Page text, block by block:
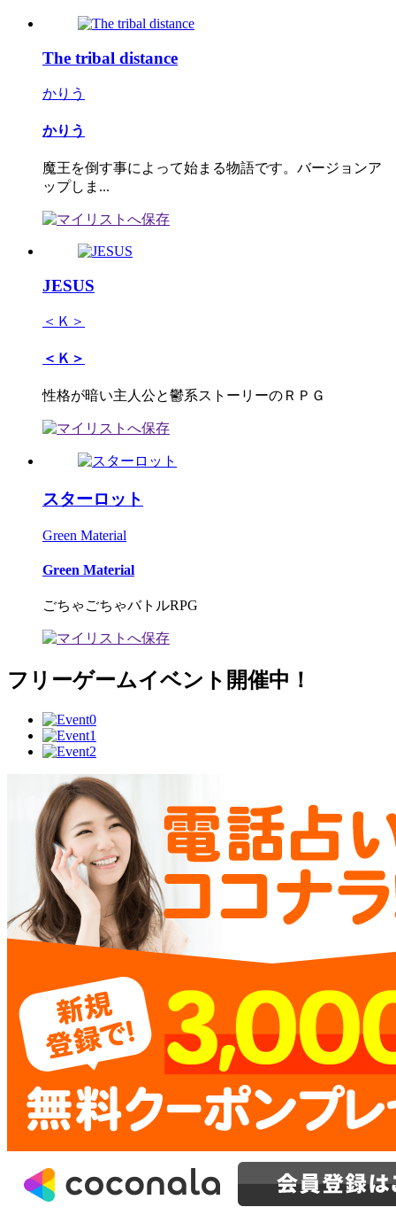
The tribal distance
かりう
かりう
魔王を倒す事によって始まる物語です。バージョンア
ップしま...
JESUS
＜Ｋ＞
＜Ｋ＞
性格が暗い主人公と鬱系ストーリーのＲＰＧ
スターロット
Green Material
Green Material
ごちゃごちゃバトルRPG
フリーゲームイベント開催中！